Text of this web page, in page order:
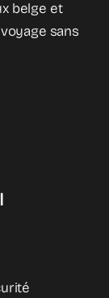
belge et
sans